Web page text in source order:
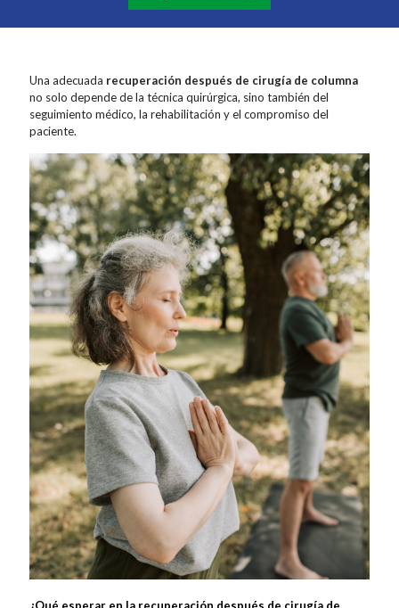
Una adecuada recuperación después de cirugía de columna
no solo depende de la técnica quirúrgica, sino también del
seguimiento médico, la rehabilitación y el compromiso del
paciente.
¿Qué esperar en la recuperación después de cirugía de